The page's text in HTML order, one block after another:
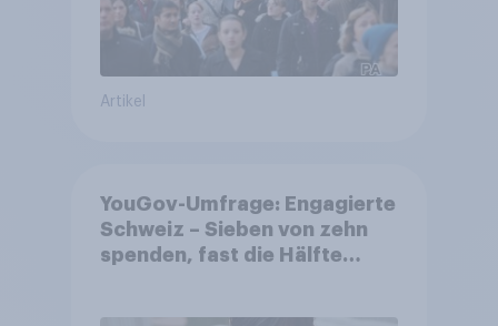
Artikel
YouGov-Umfrage: Engagierte
Schweiz – Sieben von zehn
spenden, fast die Hälfte